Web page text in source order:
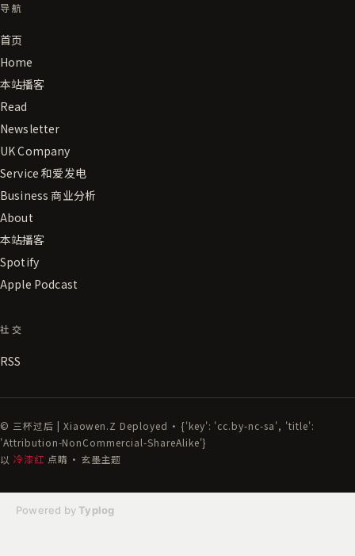
导航
首页
Home
本站播客
Read
Newsletter
UK Company
Service 和爱发电
Business 商业分析
About
本站播客
Spotify
Apple Podcast
社交
RSS
© 三杯过后 | Xiaowen.Z Deployed · {'key': 'cc.by-nc-sa', 'title':
'Attribution-NonCommercial-ShareAlike'}
以 冷漆红 点睛 · 玄墨主题
Powered byTyplog